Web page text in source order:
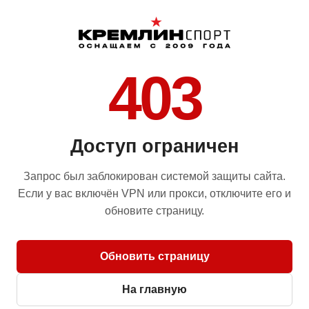
403
Доступ ограничен
Запрос был заблокирован системой защиты сайта.
Если у вас включён VPN или прокси, отключите его и
обновите страницу.
Обновить страницу
На главную